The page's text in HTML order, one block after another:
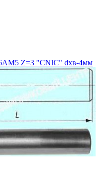
Z=3 "CNIC" dхв-4мм